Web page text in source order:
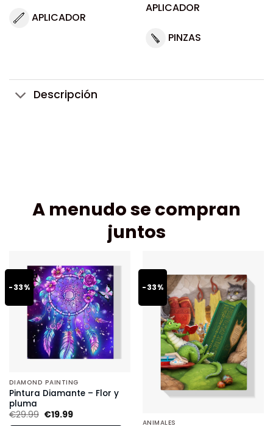
APLICADOR
APLICADOR
PINZAS
Descripción
A menudo se compran
juntos
-33%
DIAMOND PAINTING
Pintura Diamante – Flor y
pluma
€29.99 €19.99
-33%
ANIMALES